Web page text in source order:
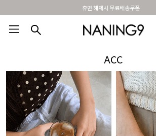
휴면 해제시 무료배송쿠폰
ACC